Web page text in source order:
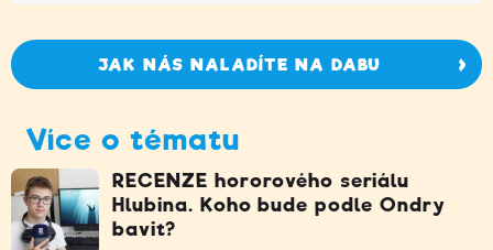
JAK NÁS NALADÍTE NA DABU
Více o tématu
RECENZE hororového seriálu
Hlubina. Koho bude podle Ondry
bavit?